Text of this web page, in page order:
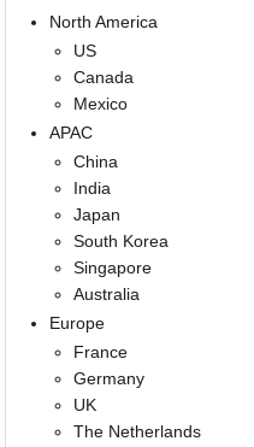
North America
US
Canada
Mexico
APAC
China
India
Japan
South Korea
Singapore
Australia
Europe
France
Germany
UK
The Netherlands